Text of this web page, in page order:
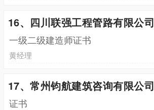
16、四川联强工程管路有限公司
一级二级建造师证书
黄经理
17、常州钧航建筑咨询有限公司
证书